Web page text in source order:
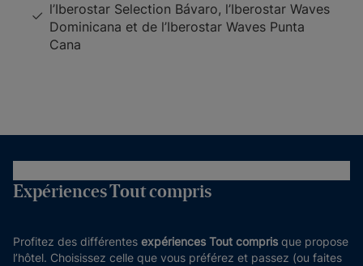
l’Iberostar Selection Bávaro, l’Iberostar Waves
Dominicana et de l’Iberostar Waves Punta
Cana
Expériences Tout compris
Profitez des différentes expériences Tout compris que propose
l’hôtel. Choisissez celle que vous préférez et passez (ou faites